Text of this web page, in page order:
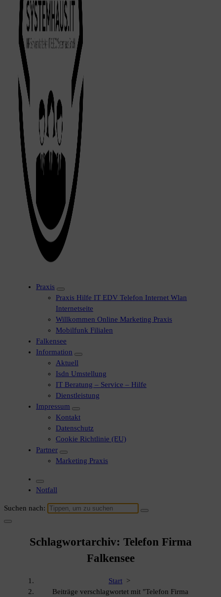
Praxis
Praxis Hilfe IT EDV Telefon Internet Wlan
Internetseite
Willkommen Online Marketing Praxis
Mobilfunk Filialen
Falkensee
Information
Aktuell
Isdn Umstellung
IT Beratung – Service – Hilfe
Dienstleistung
Impressum
Kontakt
Datenschutz
Cookie Richtlinie (EU)
Partner
Marketing Praxis
Notfall
Suchen nach:
Schlagwortarchiv: Telefon Firma
Falkensee
Start >
Beiträge verschlagwortet mit "Telefon Firma